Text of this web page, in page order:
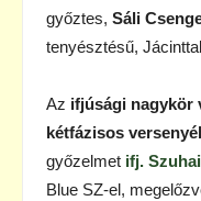
győztes, Sáli
tenyésztésű,
Az ifjúsági nagykör
kétfázisos
győzelmet ifj.
Blue SZ-el,